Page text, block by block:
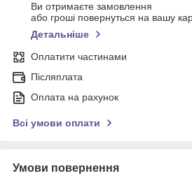
Ви отримаєте замовлення
або гроші повернуться на вашу
Детальніше
Оплатити частинами
Післяплата
Оплата на рахунок
Всі умови оплати
Умови повернення